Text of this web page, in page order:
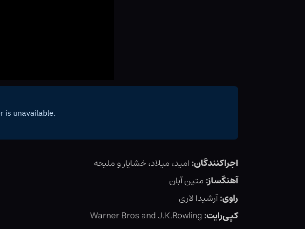
اجراکنندگان:امید، میلاد، خشایار و ملیحه
آهنگساز:متین آبان
راوی:آرشیدا لاری
کپی‌رایت:Warner Bros and J.K.Rowling